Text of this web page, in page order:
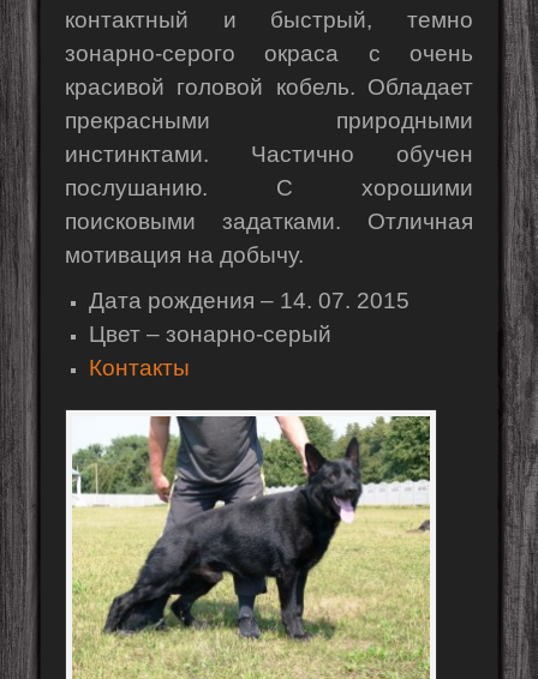
контактный и быстрый, темно
зонарно-серого окраса с очень
красивой головой кобель. Обладает
прекрасными природными
инстинктами. Частично обучен
послушанию. С хорошими
поисковыми задатками. Отличная
мотивация на добычу.
Дата рождения – 14. 07. 2015
Цвет – зонарно-серый
Контакты